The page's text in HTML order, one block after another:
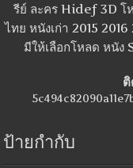
รีย์ ละคร Hidef 3D โ
ไทย หนังเก่า 2015
มีให้เลือกโหลด หนั
ป้ายกำกับ